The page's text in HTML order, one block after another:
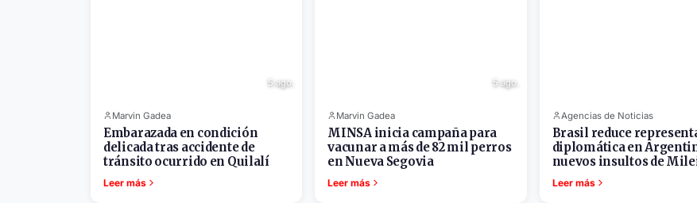
5 ago.
Marvin Gadea
Embarazada en condición
delicada tras accidente de
tránsito ocurrido en Quilalí
Leer más
5 ago.
Marvin Gadea
MINSA inicia campaña para
vacunar a más de 82 mil perros
en Nueva Segovia
Leer más
Agencias de Noticias
Brasil reduce
diplomática en
nuevos insultos de
Leer más